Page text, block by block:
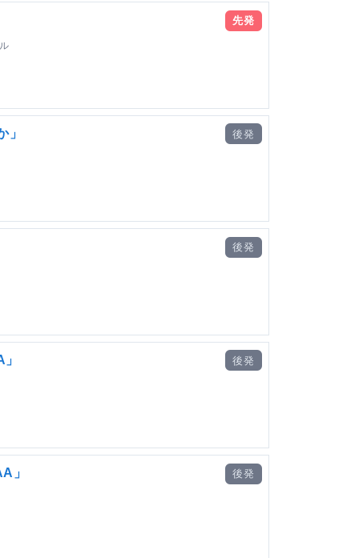
先発
」 後発
後発
後発
」 後発